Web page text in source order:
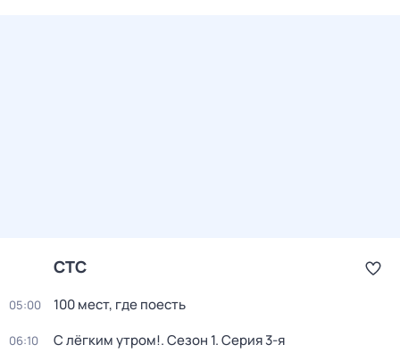
СТС
05:00 100 мест, где поесть
06:10 С лёгким утром!. Сезон 1. Серия 3-я